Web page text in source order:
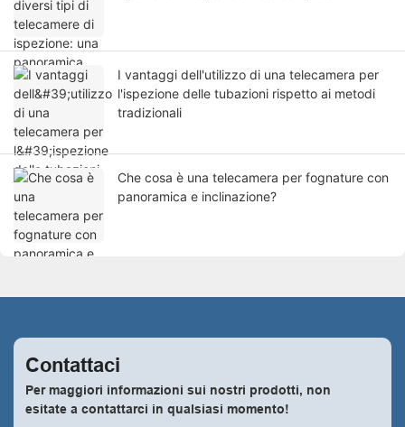
I vantaggi dell'utilizzo di una telecamera per
l'ispezione delle tubazioni rispetto ai metodi
tradizionali
Che cosa è una telecamera per fognature con
panoramica e inclinazione?
Contattaci
Per maggiori informazioni sui nostri prodotti, non
esitate a contattarci in qualsiasi momento!